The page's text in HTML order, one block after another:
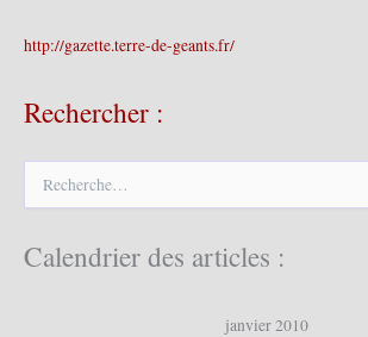
http://gazette.terre-de-geants.fr/
Rechercher :
e
Calendrier des articles :
janvier 2010